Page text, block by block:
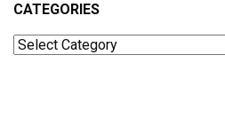
CATEGORIES
Categories